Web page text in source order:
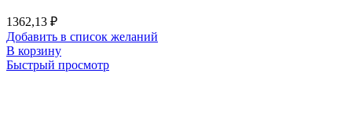
1362,13 ₽
Добавить в список желаний
В корзину
Быстрый просмотр